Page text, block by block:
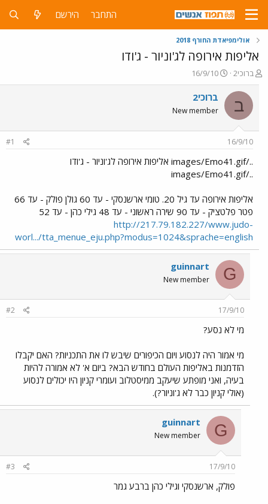
התחבר הירשם
אולימפיאדת החורף 2018
אליפות אירופה לג'וניור - ג'ודו
פ
ו
ת
ח
ה
ו
ש
ברוכי2
פ
ו
ר
ם
ר
ך
16/9/10
ב ברוכי2
New member
16/9/10
#1
../images/Emo41.gif אליפות אירופה לג'וניור - ג'ודו
../images/Emo41.gif
אליפות אירופה עד גיל 20. טומי ארשנסקי - עד 60 גולן פולק - עד 66
פטר פלטציק - עד 90 שירה ראשוני - עד 48 גילי כהן - עד 52
http://217.79.182.227/www.judo-
worl.../tta_menue_eju.php?modus=1024&sprache=english
G
guinnart
New member
17/9/10
#2
מי לא נסע?
מי אמור היה לנסוע ויום הכיפורים שיבש לו את התכניות? האם יקבלו
הזדמנות באליפות העולם בחודש הבא? ביום א' לא אמורה להיות
בעיה, ואני מופתע שיעקב ממיסטלוב ועומרי קניון היו יכולים לנסוע
(אולי קניון כבר לא ג'וניור?).
G
guinnart
New member
17/9/10
#3
פולק, ארשנסקי וגילי כהן ברבע גמר